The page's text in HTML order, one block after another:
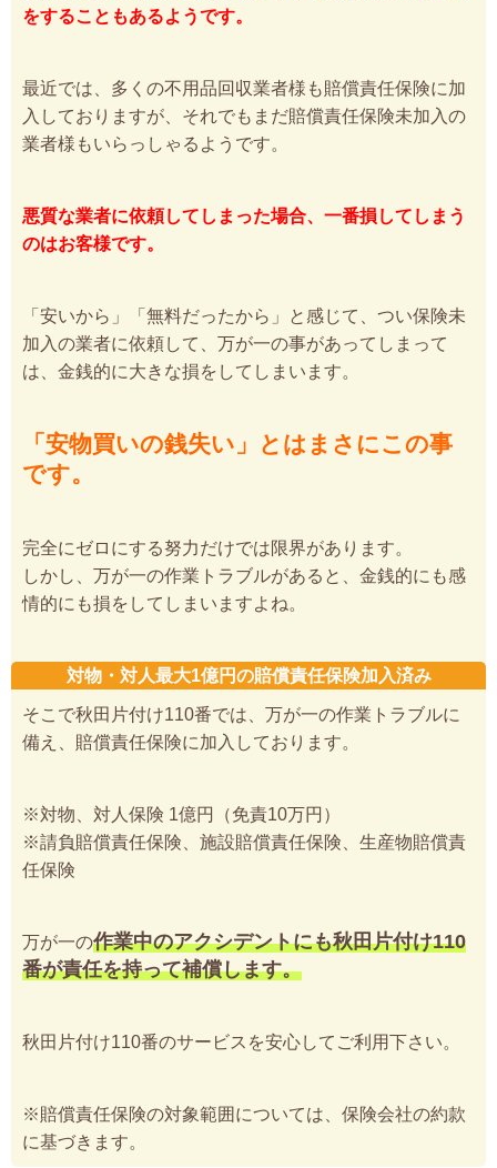
をすることもあるようです。
最近では、多くの不用品回収業者様も賠償責任保険に加
入しておりますが、それでもまだ賠償責任保険未加入の
業者様もいらっしゃるようです。
悪質な業者に依頼してしまった場合、一番損してしまう
のはお客様です。
「安いから」「無料だったから」と感じて、つい保険未
加入の業者に依頼して、万が一の事があってしまって
は、金銭的に大きな損をしてしまいます。
「安物買いの銭失い」とはまさにこの事
です。
完全にゼロにする努力だけでは限界があります。
しかし、万が一の作業トラブルがあると、金銭的にも感
情的にも損をしてしまいますよね。
対物・対人最大1億円の賠償責任保険加入済み
そこで秋田片付け110番では、万が一の作業トラブルに
備え、賠償責任保険に加入しております。
※対物、対人保険 1億円（免責10万円）
※請負賠償責任保険、施設賠償責任保険、生産物賠償責
任保険
万が一の作業中のアクシデントにも秋田片付け110
番が責任を持って補償します。
秋田片付け110番のサービスを安心してご利用下さい。
※賠償責任保険の対象範囲については、保険会社の約款
に基づきます。